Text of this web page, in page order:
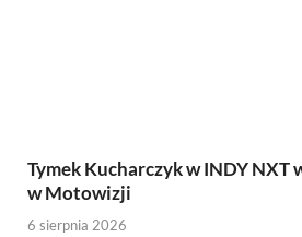
Tymek Kucharczyk w INDY NXT
w Motowizji
6 sierpnia 2026